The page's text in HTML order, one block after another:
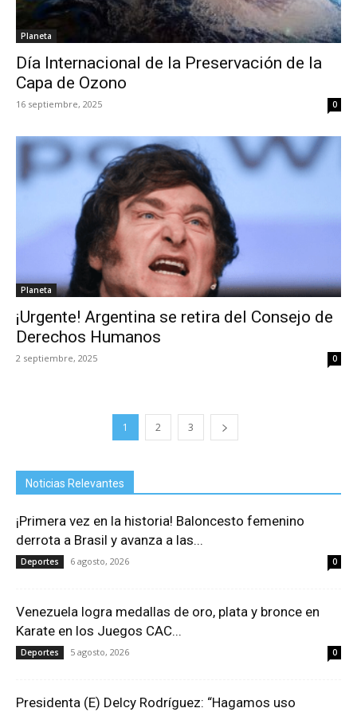
Planeta
Día Internacional de la Preservación de la
Capa de Ozono
16 septiembre, 2025 0
Planeta
¡Urgente! Argentina se retira del Consejo de
Derechos Humanos
2 septiembre, 2025 0
1 2 3
Noticias Relevantes
¡Primera vez en la historia! Baloncesto femenino
derrota a Brasil y avanza a las...
Deportes 6 agosto, 2026 0
Venezuela logra medallas de oro, plata y bronce en
Karate en los Juegos CAC...
Deportes 5 agosto, 2026 0
Presidenta (E) Delcy Rodríguez: “Hagamos uso